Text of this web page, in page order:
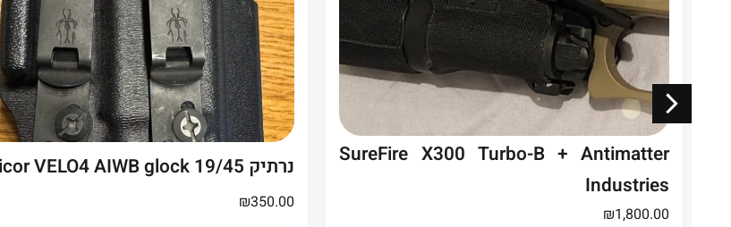
SureFire X300 Turbo-B + Antimatter
Industries
₪1,800.00
נרתיק Tenicor VELO4 AIWB glock 19/45
₪350.00